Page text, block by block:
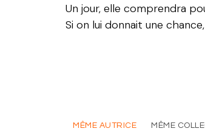
Un jour, elle comprendra
Si on lui donnait une
MÊME AUTRICE MÊME